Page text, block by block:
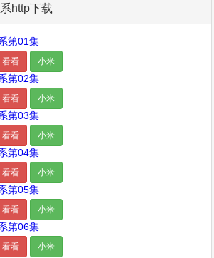
2021年高中毕业，之后都前往这片魅力
四射的聚居地之外的大学就读。现在，
他们必须规划未来的人生，同时还要处
理那些仍然萦绕在家乡的记忆和人际关
系。
剧集
http下载
第01集
看看 小米
第02集
看看 小米
第03集
看看 小米
第04集
看看 小米
第05集
看看 小米
第06集
看看 小米